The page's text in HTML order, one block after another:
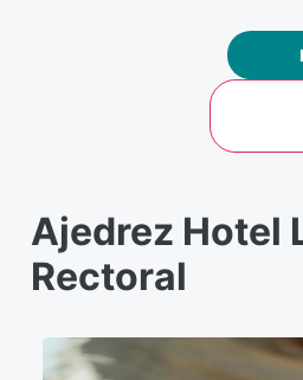
Ajedrez Hotel
Rectoral